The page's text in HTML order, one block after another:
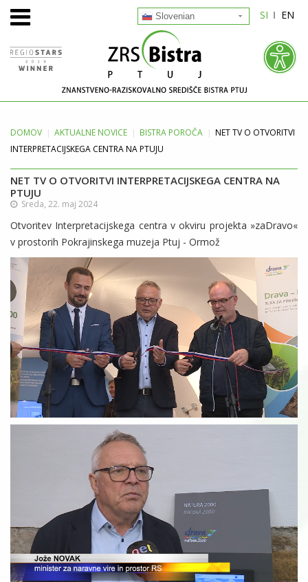
SI EN
Slovenian
DOMOV AKTUALNE NOVICE BISTRA POROČA
NET TV O OTVORITVI
INTERPRETACIJSKEGA CENTRA NA PTUJU
NET TV O OTVORITVI INTERPRETACIJSKEGA CENTRA NA
PTUJU
Sreda, 22. maj 2024
Otvoritev Interpretacijskega centra v okviru projekta »zaDravo«
v prostorih Pokrajinskega muzeja Ptuj - Ormož